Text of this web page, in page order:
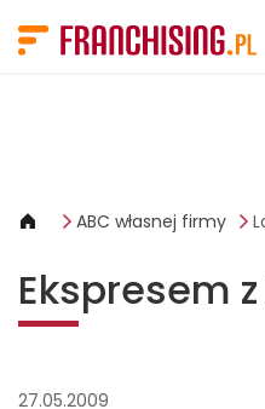
ABC własnej firmy
Ekspresem
27.05.2009